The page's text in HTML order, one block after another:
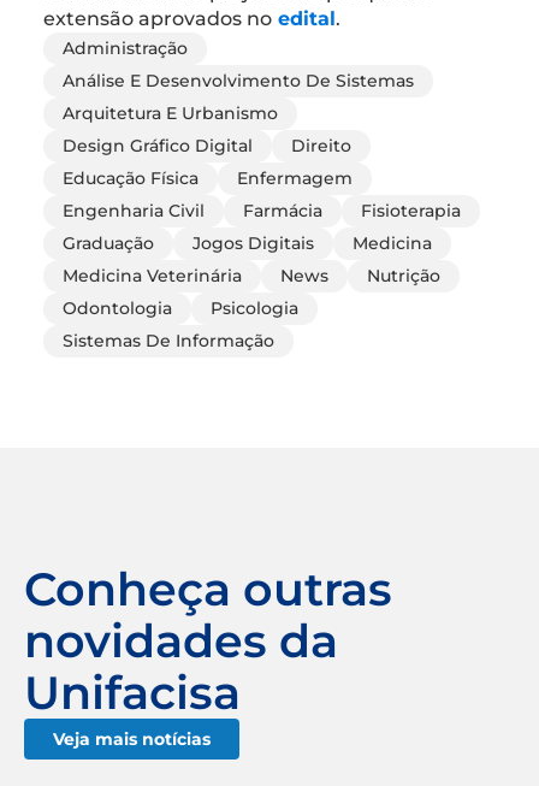
extensão aprovados no edital.
Administração
Análise E Desenvolvimento De Sistemas
Arquitetura E Urbanismo
Design Gráfico Digital
Direito
Educação Física
Enfermagem
Engenharia Civil
Farmácia
Fisioterapia
Graduação
Jogos Digitais
Medicina
Medicina Veterinária
News
Nutrição
Odontologia
Psicologia
Sistemas De Informação
Conheça outras
novidades da
Unifacisa
Veja mais notícias